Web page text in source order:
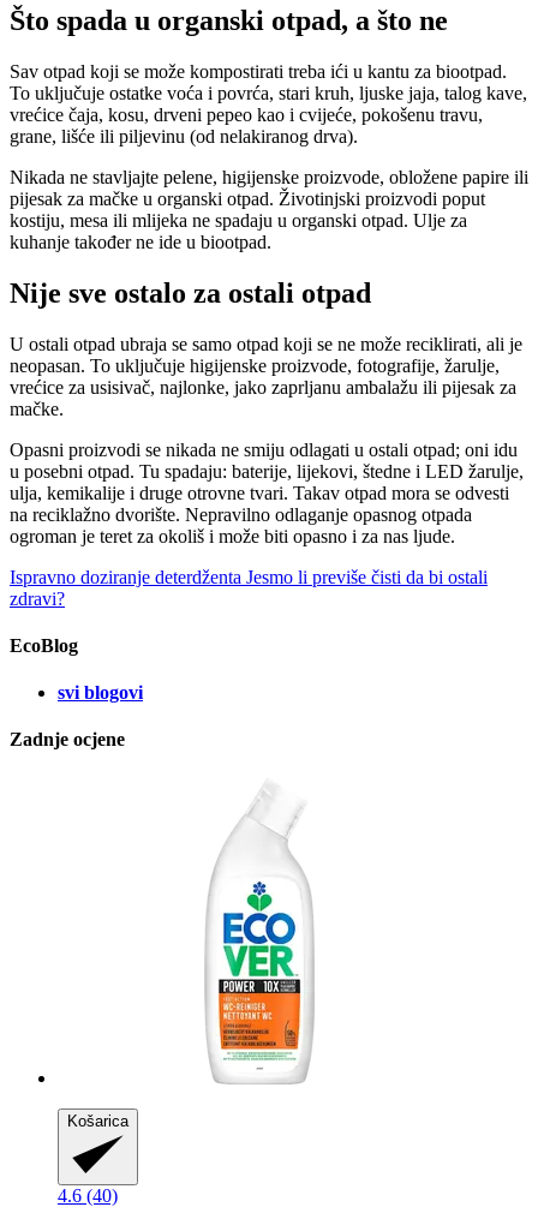
Što spada u organski otpad, a što ne
Sav otpad koji se može kompostirati treba ići u kantu za biootpad.
To uključuje ostatke voća i povrća, stari kruh, ljuske jaja, talog kave,
vrećice čaja, kosu, drveni pepeo kao i cvijeće, pokošenu travu,
grane, lišće ili piljevinu (od nelakiranog drva).
Nikada ne stavljajte pelene, higijenske proizvode, obložene papire ili
pijesak za mačke u organski otpad. Životinjski proizvodi poput
kostiju, mesa ili mlijeka ne spadaju u organski otpad. Ulje za
kuhanje također ne ide u biootpad.
Nije sve ostalo za ostali otpad
U ostali otpad ubraja se samo otpad koji se ne može reciklirati, ali je
neopasan. To uključuje higijenske proizvode, fotografije, žarulje,
vrećice za usisivač, najlonke, jako zaprljanu ambalažu ili pijesak za
mačke.
Opasni proizvodi se nikada ne smiju odlagati u ostali otpad; oni idu
u posebni otpad. Tu spadaju: baterije, lijekovi, štedne i LED žarulje,
ulja, kemikalije i druge otrovne tvari. Takav otpad mora se odvesti
na reciklažno dvorište. Nepravilno odlaganje opasnog otpada
ogroman je teret za okoliš i može biti opasno i za nas ljude.
Ispravno doziranje deterdženta Jesmo li previše čisti da bi ostali
zdravi?
EcoBlog
svi blogovi
Zadnje ocjene
Košarica
4.6 (40)